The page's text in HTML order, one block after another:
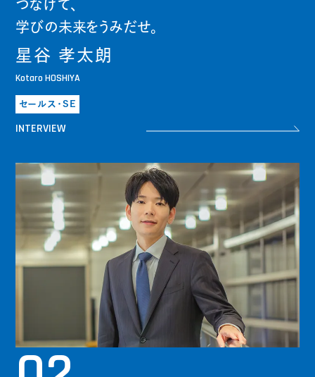
つなげて、
学びの未来をうみだせ。
星谷 孝太朗
Kotaro HOSHIYA
セールス・SE
INTERVIEW